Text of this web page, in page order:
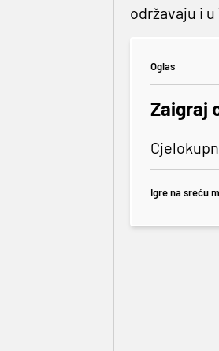
održavaju i
Oglas
Zaigraj
Igre na sreću